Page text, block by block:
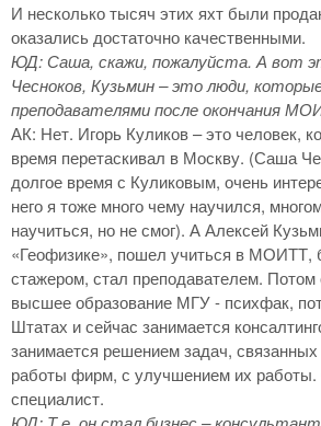
И несколько тысяч этих яхт были
оказались достаточно качественными.
ЮД: Саша, скажи, пожалуйста. А вот
Чесноков, Кузьмин – это люди,
преподавателями после окончания
АК: Нет. Игорь Куликов – это человек,
время перетаскивал в Москву. (Саша
долгое время с Куликовым, очень
него я тоже много чему научился,
научиться, но не смог). А Алексей
«Геофизике», пошел учиться в МОИТТ,
стажером, стал преподавателем. Потом
высшее образование МГУ - психфак,
Штатах и сейчас занимается
занимается решением задач, связанных
работы фирм, с улучшением их работы.
специалист.